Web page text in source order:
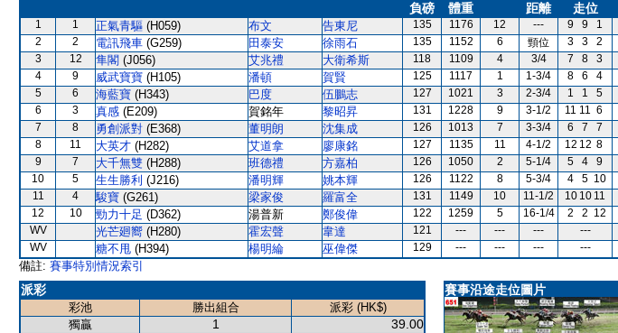
負磅
體重
距離
走位
1 1 正氣青驅 (H059) 布文 告東尼 135 1176 12 --- 9 9 1
2
2 電訊飛車 (G259) 田泰安 徐雨石 135 1152 6 頸位 3 3 2
3
12 隼閣 (J056) 艾兆禮 大衛希斯 118 1109 4 3/4 7 8 3
4
9 威武寶寶 (H105) 潘頓 賀賢 125 1117 1 1-3/4 8 6 4
5
6 海藍寶 (H343) 巴度 伍鵬志 127 1021 3 2-3/4 1 1 5
6
3 真感 (E209) 賀銘年 黎昭昇 131 1228 9 3-1/2 11 11 6
7
8 勇創派對 (E368) 董明朗 沈集成 126 1013 7 3-3/4 6 7 7
8
11 大英才 (H282) 艾道拿 廖康銘 127 1135 11 4-1/2 12 12 8
9
7 大千無雙 (H288) 班德禮 方嘉柏 126 1050 2 5-1/4 5 4 9
10
5 生生勝利 (J216) 潘明輝 姚本輝 126 1122 8 5-3/4 4 5 10
11
4 駿寶 (G261) 梁家俊 羅富全 131 1149 10 11-1/2 10 10 11
12
10 勁力十足 (D362) 湯普新 鄭俊偉 122 1259 5 16-1/4 2 2 12
WV
光芒廻嚮 (H280) 霍宏聲 韋達 121 --- --- --- ---
WV
糖不甩 (H394) 楊明綸 巫偉傑 129 --- --- --- ---
備註: 賽事特別情況索引
派彩
彩池 勝出組合
派彩 (HK$)
獨贏
1 39.00
賽事沿途走位圖片